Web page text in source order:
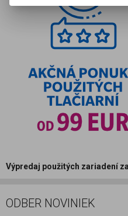
Výpredaj použitých zariadení
ODBER NOVINIEK